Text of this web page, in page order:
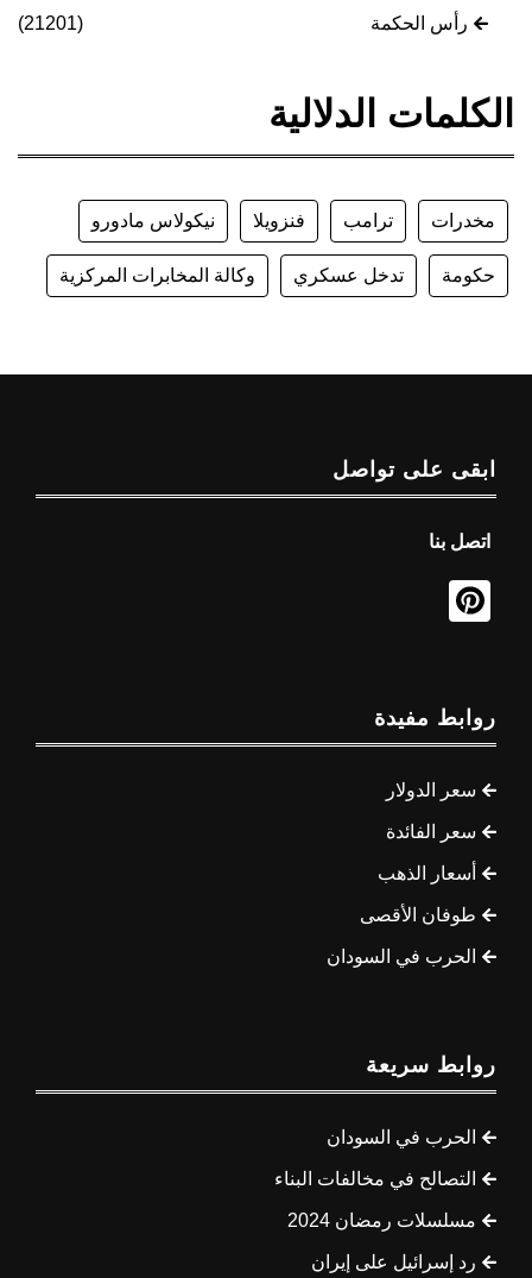
رأس الحكمة (21201)
الكلمات الدلالية
مخدرات ترامب فنزويلا نيكولاس مادورو
حكومة تدخل عسكري وكالة المخابرات المركزية
ابقى على تواصل
اتصل بنا
روابط مفيدة
سعر الدولار
سعر الفائدة
أسعار الذهب
طوفان الأقصى
الحرب في السودان
روابط سريعة
الحرب في السودان
التصالح في مخالفات البناء
مسلسلات رمضان 2024
رد إسرائيل على إيران